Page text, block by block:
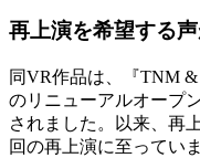
再上演を希望する
同VR作品は、『TNM &
のリニューアルオープ
されました。以来、再
回の再上演に至ってい